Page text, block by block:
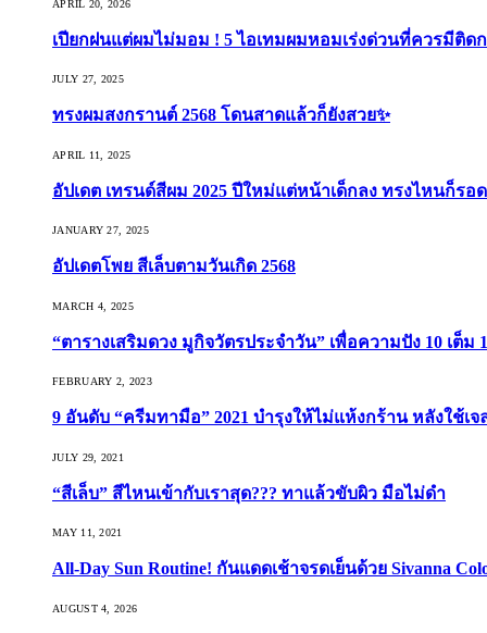
APRIL 20, 2026
เปียกฝนแต่ผมไม่มอม ! 5 ไอเทมผมหอมเร่งด่วนที่ควรมีติดก
JULY 27, 2025
ทรงผมสงกรานต์ 2568 โดนสาดแล้วก็ยังสวย✨
APRIL 11, 2025
อัปเดต เทรนด์สีผม 2025 ปีใหม่แต่หน้าเด็กลง ทรงไหนก็รอ
JANUARY 27, 2025
อัปเดตโพย สีเล็บตามวันเกิด 2568
MARCH 4, 2025
“ตารางเสริมดวง มูกิจวัตรประจำวัน” เพื่อความปัง 10 เต็ม
FEBRUARY 2, 2023
9 อันดับ “ครีมทามือ” 2021 บำรุงให้ไม่แห้งกร้าน หลังใช้เ
JULY 29, 2021
“สีเล็บ” สีไหนเข้ากับเราสุด??? ทาแล้วขับผิว มือไม่ดำ
MAY 11, 2021
All-Day Sun Routine! กันแดดเช้าจรดเย็นด้วย Sivanna
AUGUST 4, 2026